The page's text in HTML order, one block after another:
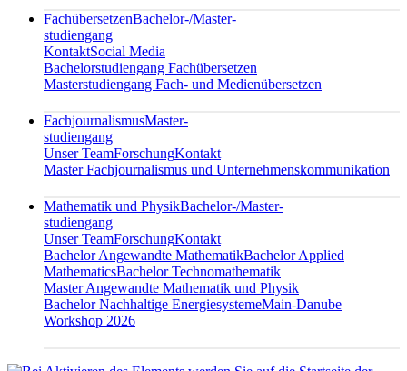
FachübersetzenBachelor-/Master-
studiengang
KontaktSocial Media
Bachelorstudiengang Fachübersetzen
Masterstudiengang Fach- und Medienübersetzen
FachjournalismusMaster-
studiengang
Unser TeamForschungKontakt
Master Fachjournalismus und Unternehmenskommunikation
Mathematik und PhysikBachelor-/Master-
studiengang
Unser TeamForschungKontakt
Bachelor Angewandte MathematikBachelor Applied
MathematicsBachelor Technomathematik
Master Angewandte Mathematik und Physik
Bachelor Nachhaltige EnergiesystemeMain-Danube
Workshop 2026